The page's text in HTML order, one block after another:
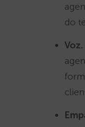
do
Voz.